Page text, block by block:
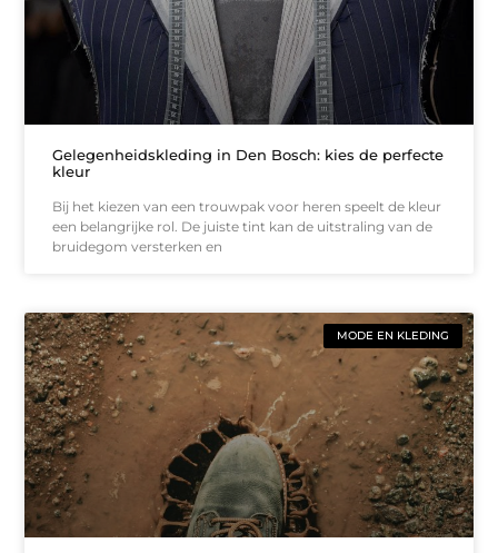
Gelegenheidskleding in Den Bosch: kies de perfecte
kleur
Bij het kiezen van een trouwpak voor heren speelt de kleur
een belangrijke rol. De juiste tint kan de uitstraling van de
bruidegom versterken en
MODE EN KLEDING